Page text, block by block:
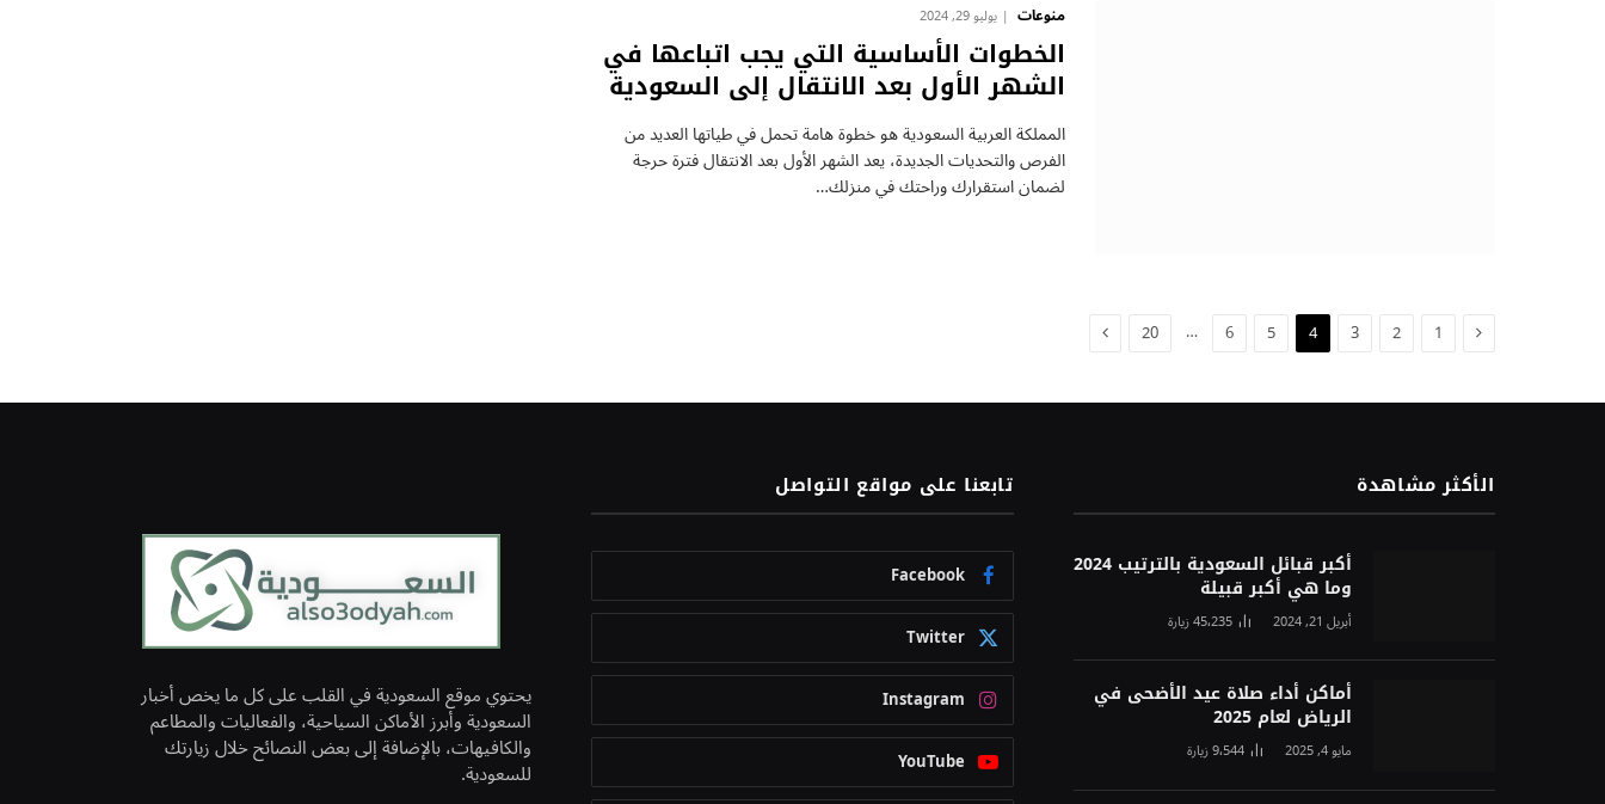
منوعات يوليو 29, 2024
الخطوات الأساسية التي يجب اتباعها في
الشهر الأول بعد الانتقال إلى السعودية
المملكة العربية السعودية هو خطوة هامة تحمل في طياتها العديد من
الفرص والتحديات الجديدة، يعد الشهر الأول بعد الانتقال فترة حرجة
لضمان استقرارك وراحتك في منزلك…
السابق
1
2
3
4
5
6
…
20 التالي
الأكثر مشاهدة
أكبر قبائل السعودية بالترتيب 2024
وما هي أكبر قبيلة
أبريل 21, 2024 45٬235زيارة
أماكن أداء صلاة عيد الأضحى في
الرياض لعام 2025
مايو 4, 2025 9٬544زيارة
تابعنا على مواقع التواصل
Facebook
Twitter
Instagram
YouTube
يحتوي موقع السعودية في القلب على كل ما يخص أخبار
السعودية وأبرز الأماكن السياحية، والفعاليات والمطاعم
والكافيهات، بالإضافة إلى بعض النصائح خلال زيارتك
للسعودية.